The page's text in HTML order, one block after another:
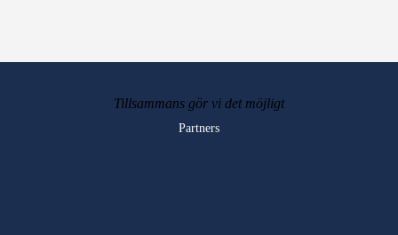
Tillsammans gör vi det möjligt
Partners